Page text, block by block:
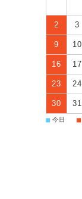
2 3
9 10
16 17
23 24
30 31
■ 今日 ■